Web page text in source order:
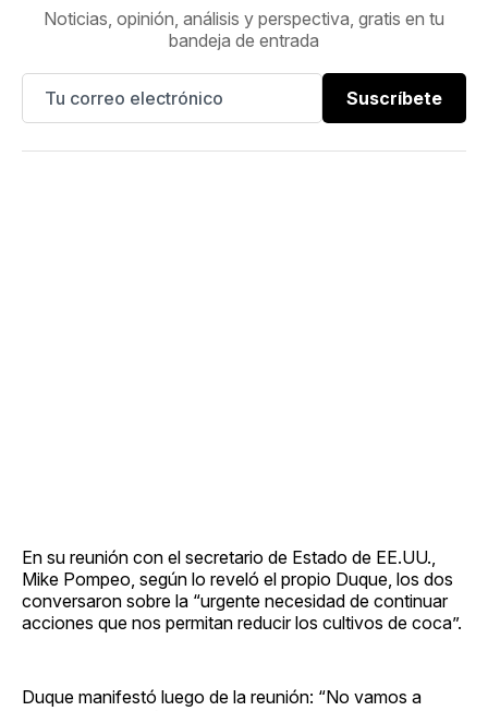
Noticias, opinión, análisis y perspectiva, gratis en tu
bandeja de entrada
Suscríbete
En su reunión con el secretario de Estado de EE.UU.,
Mike Pompeo, según lo reveló el propio Duque, los dos
conversaron sobre la “urgente necesidad de continuar
acciones que nos permitan reducir los cultivos de coca”.
Duque manifestó luego de la reunión: “No vamos a